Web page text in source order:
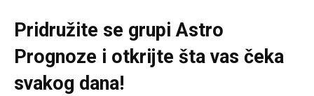
Pridružite se grupiAstro
Prognoze i otkrijte šta vas čeka
svakog dana!